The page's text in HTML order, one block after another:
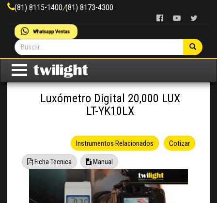
(81) 8115-1400/(81) 8173-4300
Luxómetro Digital 20,000 LUX
LT-YK10LX
Cotizar
Instrumentos Relacionados
Ficha Tecnica Manual